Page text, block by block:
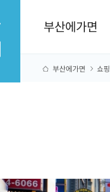
부산에가면
부산에가면 쇼핑